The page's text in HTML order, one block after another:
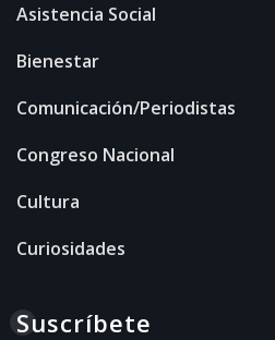
Asistencia Social
Bienestar
Comunicación/Periodistas
Congreso Nacional
Cultura
Curiosidades
Suscríbete